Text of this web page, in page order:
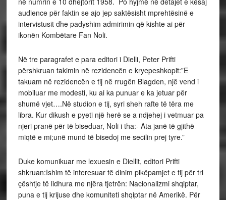
audience për faktin se ajo jep saktësisht mprehtësinë e
intervistusit dhe padyshim admirimin që kishte ai për
ikonën Kombëtare Fan Noli.
Në tre paragrafet e para editori i Dielli, Peter Prifti
përshkruan takimin në rezidencën e kryepeshkopit:”E
takuam në rezidencën e tij në rrugën Blagden, një vend i
mobiluar me modesti, ku ai ka punuar e ka jetuar për
shumë vjet….Në studion e tij, syri sheh rafte të tëra me
libra. Kur dikush e pyeti një herë se a ndjehej i vetmuar pa
njeri pranë për të biseduar, Noli i tha:- Ata janë të gjithë
miqtë e mi;unë mund të bisedoj me secilin prej tyre.”
Duke komunikuar me lexuesin e Diellit, editori Prifti
shkruan:Ishim të interesuar të dinim pikëpamjet e tij për tri
çështje të lidhura me njëra tjetrën: Nacionalizmi shqiptar,
puna e tij krijuse dhe komuniteti shqiptar në Amerikë. Për